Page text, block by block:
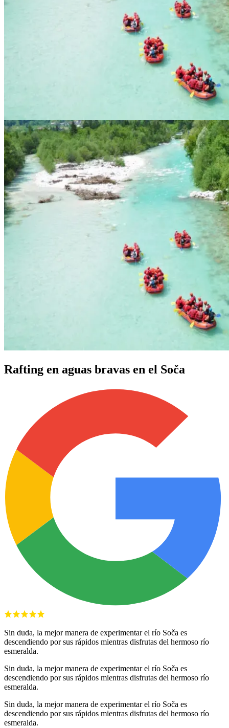
Rafting en aguas bravas en el Soča
Sin duda, la mejor manera de experimentar el río Soča es
descendiendo por sus rápidos mientras disfrutas del hermoso río
esmeralda.
Sin duda, la mejor manera de experimentar el río Soča es
descendiendo por sus rápidos mientras disfrutas del hermoso río
esmeralda.
Sin duda, la mejor manera de experimentar el río Soča es
descendiendo por sus rápidos mientras disfrutas del hermoso río
esmeralda.